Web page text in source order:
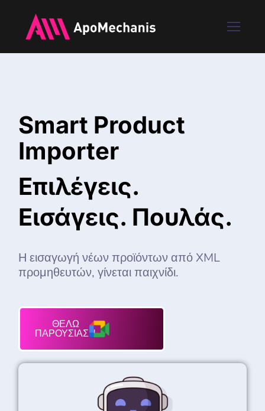
Smart Product
Importer
Επιλέγεις.
Εισάγεις. Πουλάς.
Η εισαγωγή νέων προϊόντων από XML
προμηθευτών, γίνεται παιχνίδι.
ΘΕΛΩ
ΠΑΡΟΥΣΙΑΣΗ